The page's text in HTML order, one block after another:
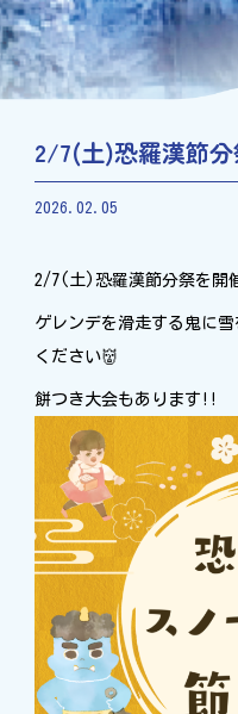
2/7(土)恐羅漢節
2026.02.05
2/7(土)恐羅漢節分祭を開
ゲレンデを滑走する鬼に
ください👹
餅つき大会もあります!!